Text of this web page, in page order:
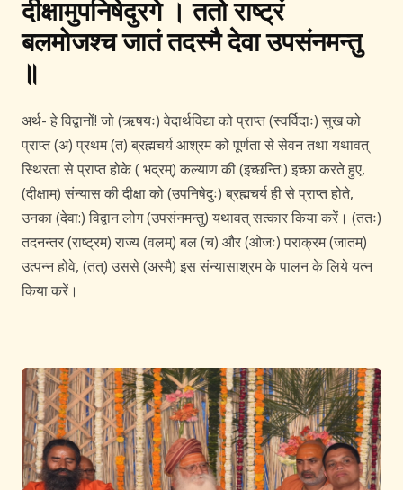
दीक्षामुपनिषेदुरगे । ततो राष्ट्रं
बलमोजश्च जातं तदस्मै देवा उपसंनमन्तु
॥
अर्थ- हे विद्वानों! जो (ऋषयः) वेदार्थविद्या को प्राप्त (स्वर्विदाः) सुख को
प्राप्त (अ) प्रथम (त) ब्रह्मचर्य आश्रम को पूर्णता से सेवन तथा यथावत्
स्थिरता से प्राप्त होके ( भद्रम्) कल्याण की (इच्छन्ति:) इच्छा करते हुए,
(दीक्षाम्) संन्यास की दीक्षा को (उपनिषेदुः) ब्रह्मचर्य ही से प्राप्त होते,
उनका (देवा:) विद्वान लोग (उपसंनमन्तु) यथावत् सत्कार किया करें। (ततः)
तदनन्तर (राष्ट्रम) राज्य (वलम्) बल (च) और (ओजः) पराक्रम (जातम्)
उत्पन्न होवे, (तत्) उससे (अस्मै) इस संन्यासाश्रम के पालन के लिये यत्न
किया करें।